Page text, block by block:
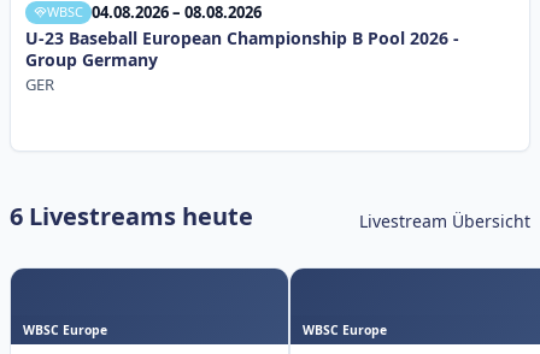
WBSC 04.08.2026 – 08.08.2026
U-23 Baseball European Championship B Pool 2026 -
Group Germany
GER
6 Livestreams heute Livestream Übersicht
WBSC Europe WBSC Europe